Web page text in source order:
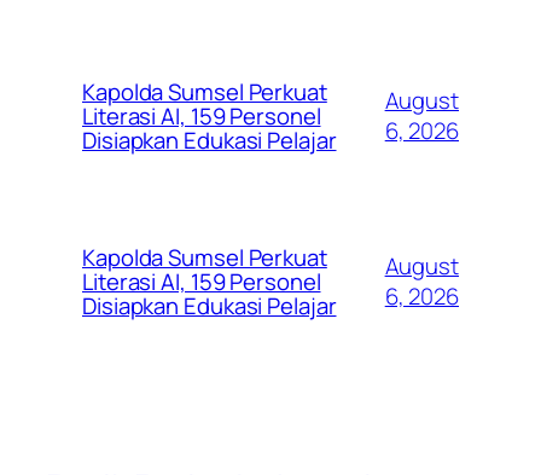
Kapolda Sumsel Perkuat
Literasi AI, 159 Personel
Disiapkan Edukasi Pelajar
August
6, 2026
Kapolda Sumsel Perkuat
Literasi AI, 159 Personel
Disiapkan Edukasi Pelajar
August
6, 2026